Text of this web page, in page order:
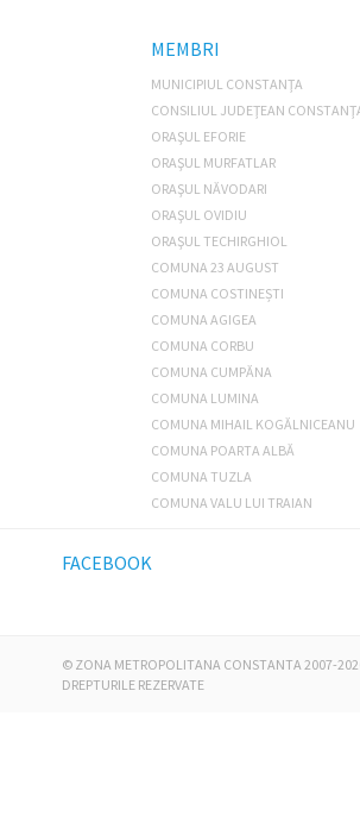
MEMBRI
MUNICIPIUL CONSTANŢA
CONSILIUL JUDEŢEAN
ORAŞUL EFORIE
ORAŞUL MURFATLAR
ORAŞUL NĂVODARI
ORAŞUL OVIDIU
ORAŞUL TECHIRGHIOL
COMUNA 23 AUGUST
COMUNA COSTINEȘTI
COMUNA AGIGEA
COMUNA CORBU
COMUNA CUMPĂNA
COMUNA LUMINA
COMUNA MIHAIL KOGĂLNICEANU
COMUNA POARTA ALBĂ
COMUNA TUZLA
COMUNA VALU LUI TRAIAN
FACEBOOK
© ZONA METROPOLITANA CONSTANTA2007-
DREPTURILE REZERVATE